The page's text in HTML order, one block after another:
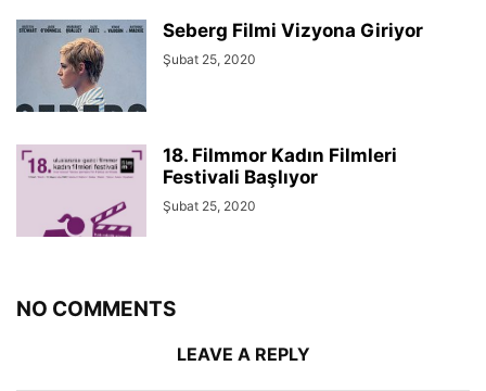
Seberg Filmi Vizyona Giriyor
Şubat 25, 2020
18. Filmmor Kadın Filmleri
Festivali Başlıyor
Şubat 25, 2020
NO COMMENTS
LEAVE A REPLY